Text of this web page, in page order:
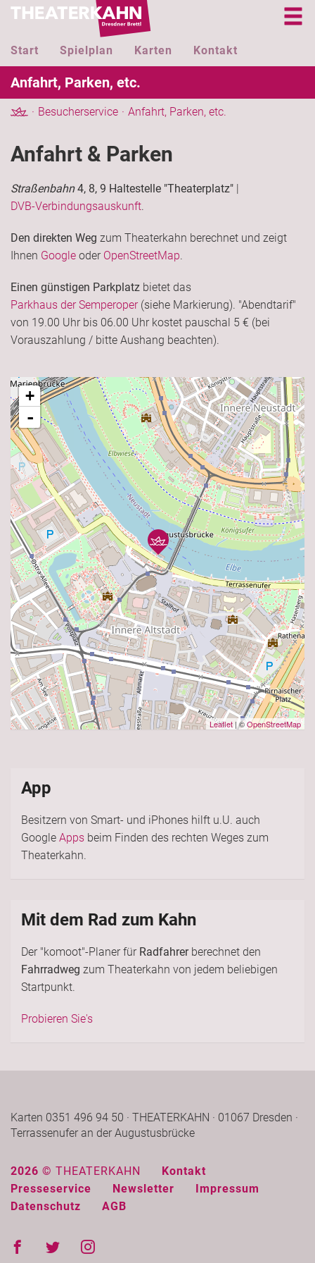
Start Spielplan Karten Kontakt
Anfahrt, Parken, etc.
Besucherservice Anfahrt, Parken, etc.
Anfahrt & Parken
Straßenbahn4, 8, 9 Haltestelle "Theaterplatz"
DVB-Verbindungsauskunft.
Den direkten Weg zum Theaterkahn berechnet und zeigt
Ihnen Google oder OpenStreetMap.
Einen günstigen Parkplatz bietet das
Parkhaus der Semperoper(siehe Markierung). "Abendtarif"
von 19.00 Uhr bis 06.00 Uhr kostet pauschal 5 € (bei
Vorauszahlung / bitte Aushang beachten).
+
-
Leaflet| ©OpenStreetMap
App
Besitzern von Smart- und iPhones hilft u.U. auch
Google Apps beim Finden des rechten Weges zum
Theaterkahn.
Mit dem Rad zum Kahn
Der "komoot"-Planer für Radfahrerberechnet den
Fahrradweg zum Theaterkahn von jedem beliebigen
Startpunkt.
Probieren Sie's
Karten 0351 496 94 50 · THEATERKAHN · 01067 Dresden ·
Terrassenufer an der Augustusbrücke
2026 © THEATERKAHN
Kontakt
Presseservice
Newsletter
Impressum
Datenschutz
AGB